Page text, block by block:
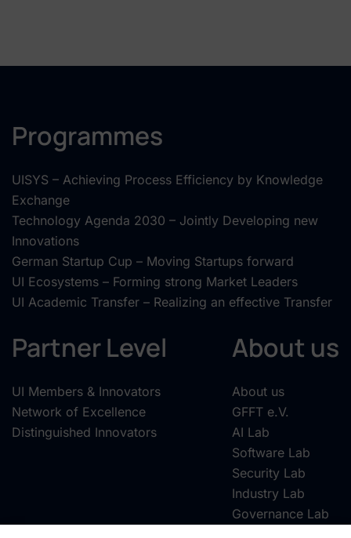
Programmes
UISYS – Achieving Process Efficiency by Knowledge
Exchange
Technology Agenda 2030 – Jointly Developing new
Innovations
German Startup Cup – Moving Startups forward
UI Ecosystems – Forming strong Market Leaders
UI Academic Transfer – Realizing an effective Transfer
Partner Level
UI Members & Innovators
Network of Excellence
Distinguished Innovators
About us
About us
GFFT e.V.
AI Lab
Software Lab
Security Lab
Industry Lab
Governance Lab